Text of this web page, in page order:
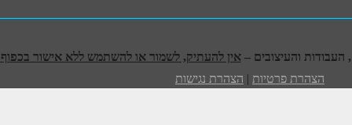
אין להעתיק, לשמור או להשתמש ללא אישור בכפוף
הצהרת פרטיות | הצהרת נגישות